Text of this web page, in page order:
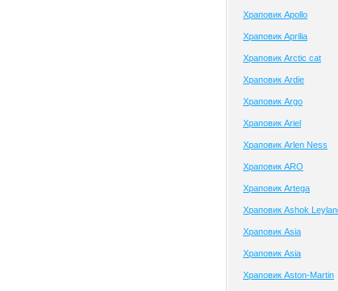
Храповик Apollo
Храповик Aprilia
Храповик Arctic cat
Храповик Ardie
Храповик Argo
Храповик Ariel
Храповик Arlen Ness
Храповик ARO
Храповик Artega
Храповик Ashok
Храповик Asia
Храповик Asia
Храповик Aston-Martin